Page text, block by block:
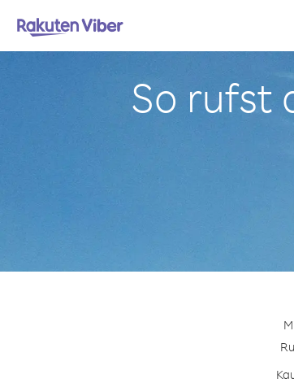
So rufst